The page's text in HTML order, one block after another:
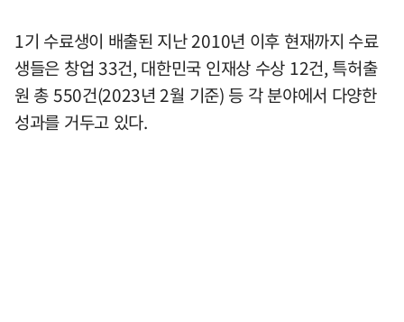
1기 수료생이 배출된 지난 2010년 이후 현재까지 수료
생들은 창업 33건, 대한민국 인재상 수상 12건, 특허출
원 총 550건(2023년 2월 기준) 등 각 분야에서 다양한
성과를 거두고 있다.